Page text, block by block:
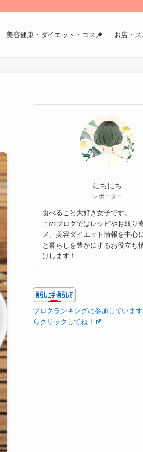
美容健康・ダイエット・コスメ お店・
にちにち
レポーター
食べること大好き女子です。
このブログではレシピやお取り
メ、美容ダイエット情報を中心
と暮らしを豊かにするお役立ち
けします！
ブログランキングに参加していま
らクリックしてね！